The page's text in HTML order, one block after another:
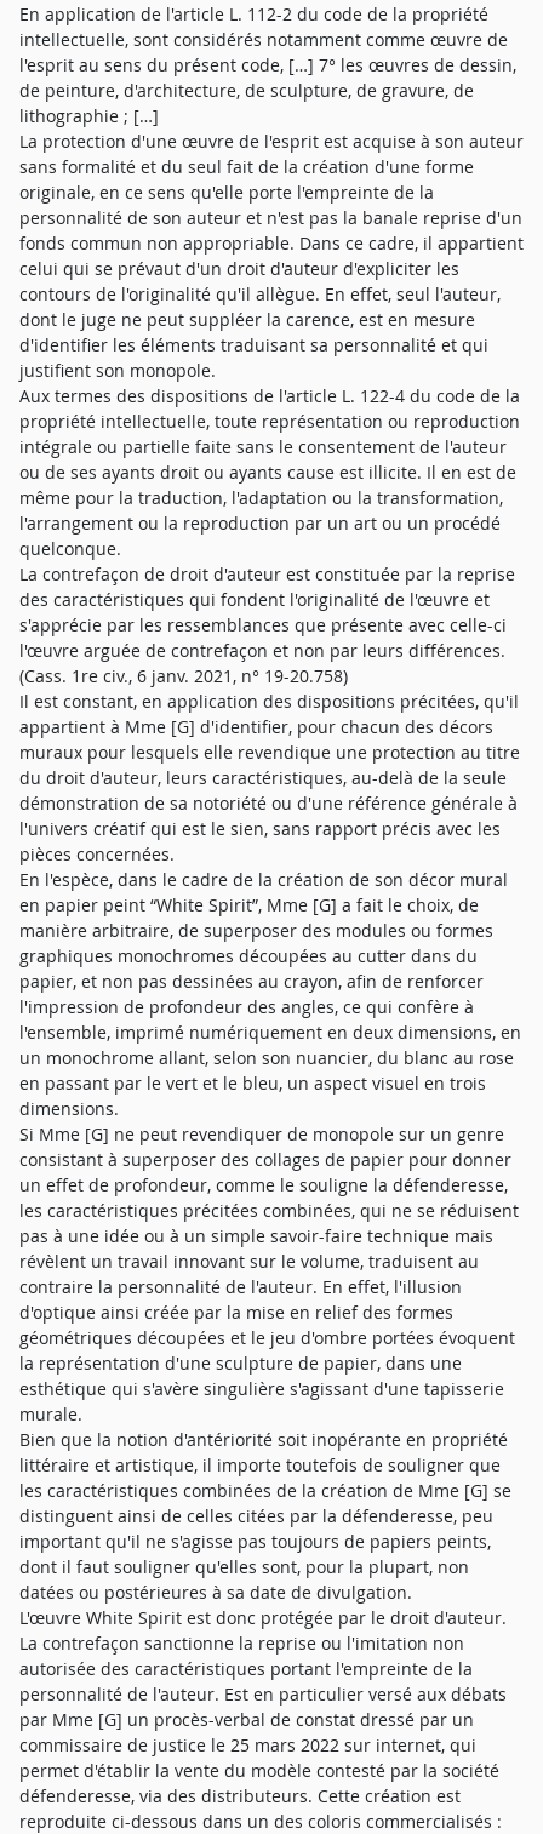
En application de l'article L. 112-2 du code de la propriété
intellectuelle, sont considérés notamment comme œuvre de
l'esprit au sens du présent code, […] 7° les œuvres de dessin,
de peinture, d'architecture, de sculpture, de gravure, de
lithographie ; […]
La protection d'une œuvre de l'esprit est acquise à son auteur
sans formalité et du seul fait de la création d'une forme
originale, en ce sens qu'elle porte l'empreinte de la
personnalité de son auteur et n'est pas la banale reprise d'un
fonds commun non appropriable. Dans ce cadre, il appartient
celui qui se prévaut d'un droit d'auteur d'expliciter les
contours de l'originalité qu'il allègue. En effet, seul l'auteur,
dont le juge ne peut suppléer la carence, est en mesure
d'identifier les éléments traduisant sa personnalité et qui
justifient son monopole.
Aux termes des dispositions de l'article L. 122-4 du code de la
propriété intellectuelle, toute représentation ou reproduction
intégrale ou partielle faite sans le consentement de l'auteur
ou de ses ayants droit ou ayants cause est illicite. Il en est de
même pour la traduction, l'adaptation ou la transformation,
l'arrangement ou la reproduction par un art ou un procédé
quelconque.
La contrefaçon de droit d'auteur est constituée par la reprise
des caractéristiques qui fondent l'originalité de l'œuvre et
s'apprécie par les ressemblances que présente avec celle-ci
l'œuvre arguée de contrefaçon et non par leurs différences.
(Cass. 1re civ., 6 janv. 2021, n° 19-20.758)
Il est constant, en application des dispositions précitées, qu'il
appartient à Mme [G] d'identifier, pour chacun des décors
muraux pour lesquels elle revendique une protection au titre
du droit d'auteur, leurs caractéristiques, au-delà de la seule
démonstration de sa notoriété ou d'une référence générale à
l'univers créatif qui est le sien, sans rapport précis avec les
pièces concernées.
En l'espèce, dans le cadre de la création de son décor mural
en papier peint “White Spirit”, Mme [G] a fait le choix, de
manière arbitraire, de superposer des modules ou formes
graphiques monochromes découpées au cutter dans du
papier, et non pas dessinées au crayon, afin de renforcer
l'impression de profondeur des angles, ce qui confère à
l'ensemble, imprimé numériquement en deux dimensions, en
un monochrome allant, selon son nuancier, du blanc au rose
en passant par le vert et le bleu, un aspect visuel en trois
dimensions.
Si Mme [G] ne peut revendiquer de monopole sur un genre
consistant à superposer des collages de papier pour donner
un effet de profondeur, comme le souligne la défenderesse,
les caractéristiques précitées combinées, qui ne se réduisent
pas à une idée ou à un simple savoir-faire technique mais
révèlent un travail innovant sur le volume, traduisent au
contraire la personnalité de l'auteur. En effet, l'illusion
d'optique ainsi créée par la mise en relief des formes
géométriques découpées et le jeu d'ombre portées évoquent
la représentation d'une sculpture de papier, dans une
esthétique qui s'avère singulière s'agissant d'une tapisserie
murale.
Bien que la notion d'antériorité soit inopérante en propriété
littéraire et artistique, il importe toutefois de souligner que
les caractéristiques combinées de la création de Mme [G] se
distinguent ainsi de celles citées par la défenderesse, peu
important qu'il ne s'agisse pas toujours de papiers peints,
dont il faut souligner qu'elles sont, pour la plupart, non
datées ou postérieures à sa date de divulgation.
L'œuvre White Spirit est donc protégée par le droit d'auteur.
La contrefaçon sanctionne la reprise ou l'imitation non
autorisée des caractéristiques portant l'empreinte de la
personnalité de l'auteur. Est en particulier versé aux débats
par Mme [G] un procès-verbal de constat dressé par un
commissaire de justice le 25 mars 2022 sur internet, qui
permet d'établir la vente du modèle contesté par la société
défenderesse, via des distributeurs. Cette création est
reproduite ci-dessous dans un des coloris commercialisés :